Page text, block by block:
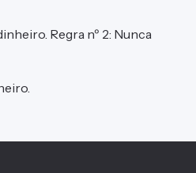
Regra nº 2: Nunca